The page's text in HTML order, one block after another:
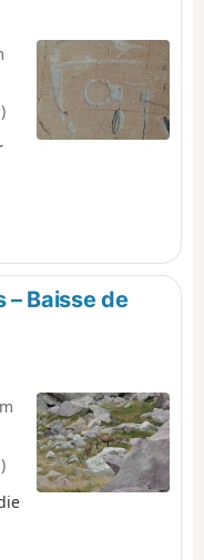
– Baisse de